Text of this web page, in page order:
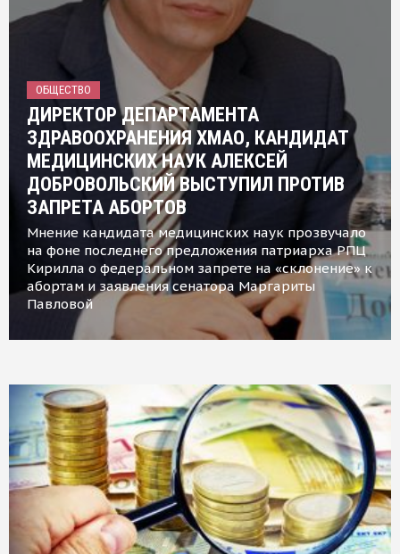
ОБЩЕСТВО
ДИРЕКТОР ДЕПАРТАМЕНТА
ЗДРАВООХРАНЕНИЯ ХМАО, КАНДИДАТ
МЕДИЦИНСКИХ НАУК АЛЕКСЕЙ
ДОБРОВОЛЬСКИЙ ВЫСТУПИЛ ПРОТИВ
ЗАПРЕТА АБОРТОВ
Мнение кандидата медицинских наук прозвучало
на фоне последнего предложения патриарха РПЦ
Кирилла о федеральном запрете на «склонение» к
абортам и заявления сенатора Маргариты
Павловой